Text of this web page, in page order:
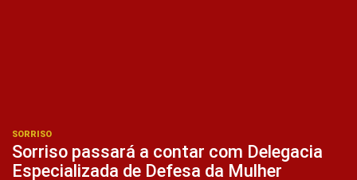
SORRISO
Sorriso passará a contar com Delegacia
Especializada de Defesa da Mulher